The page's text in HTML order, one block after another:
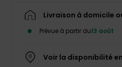
Livraison à domicile
Prévue à partir du13 août
Voir la disponibilité